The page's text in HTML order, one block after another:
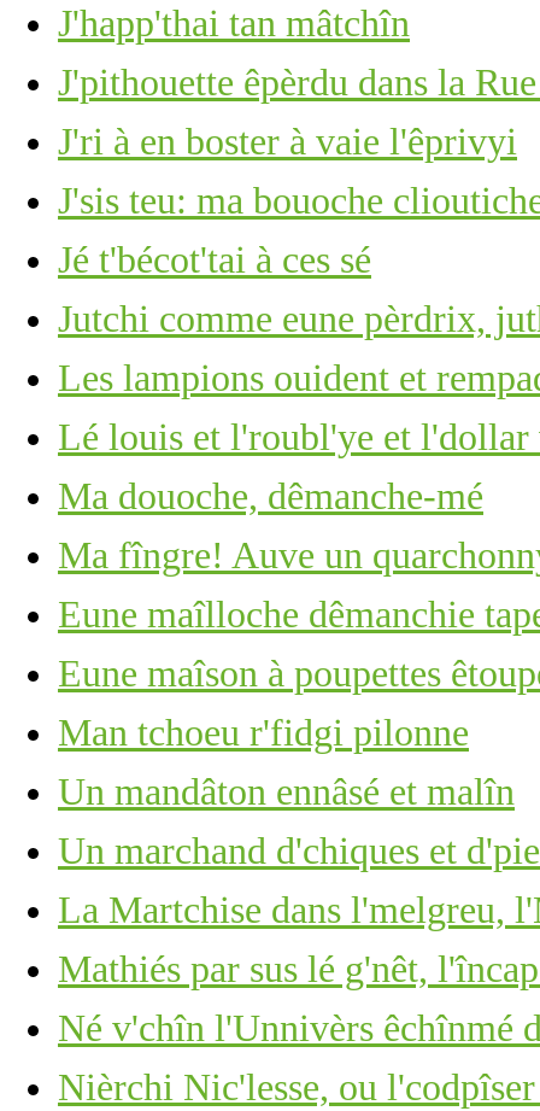
J'happ'thai tan mâtchîn
J'pithouette êpèrdu dans la
J'ri à en boster à vaie l'êprivyi
J'sis teu: ma bouoche
Jé t'bécot'tai à ces sé
Jutchi comme eune pèrdrix,
Les lampions ouident et
Lé louis et l'roubl'ye et l'dollar
Ma douoche, dêmanche-mé
Ma fîngre! Auve un
Eune maîlloche dêmanchie
Eune maîson à poupettes
Man tchoeu r'fidgi pilonne
Un mandâton ennâsé et malîn
Un marchand d'chiques et
La Martchise dans l'melgreu,
Mathiés par sus lé g'nêt,
Né v'chîn l'Unnivèrs êchînmé
Nièrchi Nic'lesse, ou l'codpîser